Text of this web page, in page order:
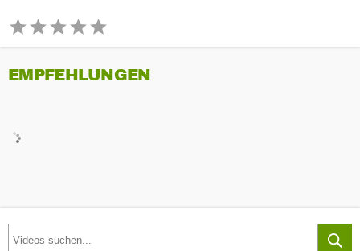
EMPFEHLUNGEN